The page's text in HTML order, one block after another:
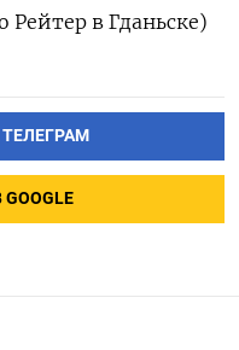
Рейтер ‌в Гданьске)